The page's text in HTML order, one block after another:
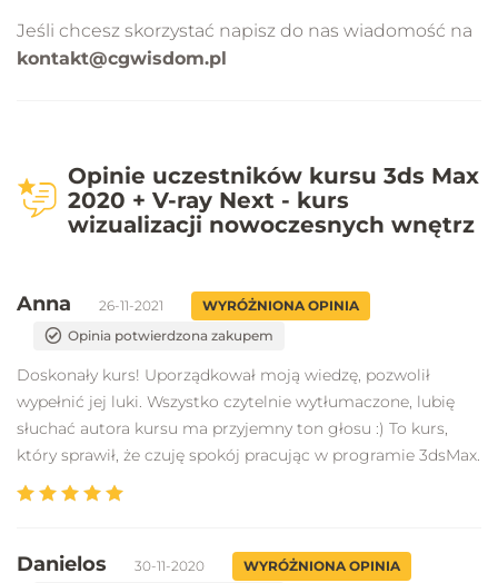
Jeśli chcesz skorzystać napisz do nas wiadomość na
kontakt@cgwisdom.pl
Opinie uczestników kursu 3ds Max
2020 + V-ray Next - kurs
wizualizacji nowoczesnych wnętrz
Anna 26-11-2021
WYRÓŻNIONA OPINIA
Opinia potwierdzona zakupem
Doskonały kurs! Uporządkował moją wiedzę, pozwolił
wypełnić jej luki. Wszystko czytelnie wytłumaczone, lubię
słuchać autora kursu ma przyjemny ton głosu :) To kurs,
który sprawił, że czuję spokój pracując w programie 3dsMax.
Danielos 30-11-2020
WYRÓŻNIONA OPINIA